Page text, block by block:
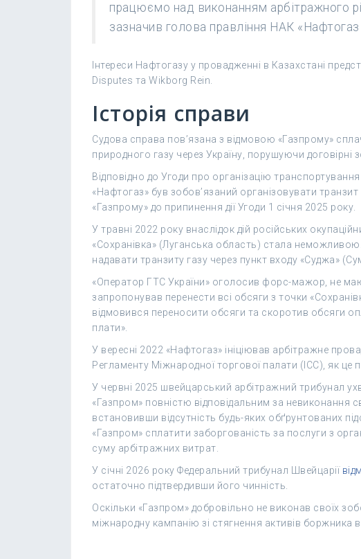
працюємо над виконанням арбітражного
зазначив голова правління НАК «Нафтогаз
Інтереси Нафтогазу у провадженні в Казахстані
Disputes та Wikborg Rein.
Історія справи
Судова справа пов’язана з відмовою «Газпрому»
природного газу через Україну, порушуючи договірні
Відповідно до Угоди про організацію
«Нафтогаз» був зобов’язаний організовувати
«Газпрому» до припинення дії Угоди 1 січня 2025 року.
У травні 2022 року внаслідок дій російських
«Сохранівка» (Луганська область) стала
надавати транзиту газу через пункт входу «Суджа»
«Оператор ГТС України» оголосив форс-мажор, не
запропонував перенести всі обсяги з точки
відмовився переносити обсяги та скоротив обсяги
плати».
У вересні 2022 «Нафтогаз» ініціював арбітражне
Регламенту Міжнародної торгової палати (ICC), як це
У червні 2025 швейцарський арбітражний трибунал
«Газпром» повністю відповідальним за невиконання
встановивши відсутність будь-яких обґрунтованих
«Газпром» сплатити заборгованість за послуги з
суму арбітражних витрат.
У січні 2026 року Федеральний трибунал Швейцарії
остаточно підтвердивши його чинність.
Оскільки «Газпром» добровільно не виконав своїх
міжнародну кампанію зі стягнення активів боржника